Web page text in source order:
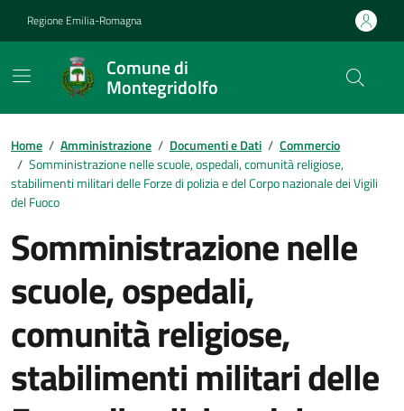
Regione Emilia-Romagna
Comune di
Montegridolfo
Contenuti in evidenza
Home / Amministrazione / Documenti e Dati / Commercio
/ Somministrazione nelle scuole, ospedali, comunità religiose,
stabilimenti militari delle Forze di polizia e del Corpo nazionale dei Vigili
del Fuoco
Somministrazione nelle
scuole, ospedali,
comunità religiose,
stabilimenti militari delle